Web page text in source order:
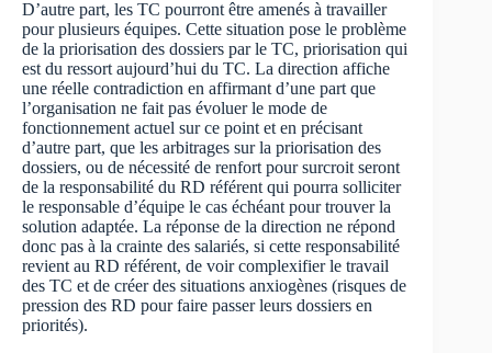
D’autre part, les TC pourront être amenés à travailler
pour plusieurs équipes. Cette situation pose le problème
de la priorisation des dossiers par le TC, priorisation qui
est du ressort aujourd’hui du TC. La direction affiche
une réelle contradiction en affirmant d’une part que
l’organisation ne fait pas évoluer le mode de
fonctionnement actuel sur ce point et en précisant
d’autre part, que les arbitrages sur la priorisation des
dossiers, ou de nécessité de renfort pour surcroit seront
de la responsabilité du RD référent qui pourra solliciter
le responsable d’équipe le cas échéant pour trouver la
solution adaptée. La réponse de la direction ne répond
donc pas à la crainte des salariés, si cette responsabilité
revient au RD référent, de voir complexifier le travail
des TC et de créer des situations anxiogènes (risques de
pression des RD pour faire passer leurs dossiers en
priorités).